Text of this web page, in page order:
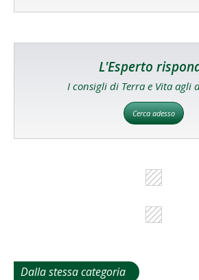
L'Esperto
I consigli di Terra e Vita agli
Cerca adesso
Dalla stessa categoria